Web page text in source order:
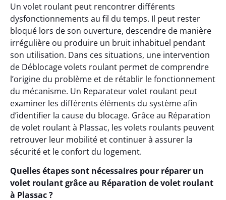
Un volet roulant peut rencontrer différents
dysfonctionnements au fil du temps. Il peut rester
bloqué lors de son ouverture, descendre de manière
irrégulière ou produire un bruit inhabituel pendant
son utilisation. Dans ces situations, une intervention
de Déblocage volets roulant permet de comprendre
l’origine du problème et de rétablir le fonctionnement
du mécanisme. Un Reparateur volet roulant peut
examiner les différents éléments du système afin
d’identifier la cause du blocage. Grâce au Réparation
de volet roulant à Plassac, les volets roulants peuvent
retrouver leur mobilité et continuer à assurer la
sécurité et le confort du logement.
Quelles étapes sont nécessaires pour réparer un
volet roulant grâce au Réparation de volet roulant
à Plassac ?